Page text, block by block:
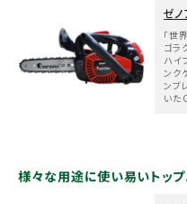
ゼ
「世
ゴラ
ハイ
ンク
ンブ
いた
様々な用途に使い易いトップ